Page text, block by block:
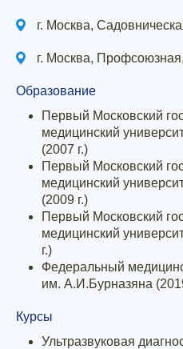
г. Москва,
г. Москва,
Образование
Первый Московский
медицинский
(2007 г.)
Первый Московский
медицинский
(2009 г.)
Первый Московский
медицинский
г.)
Федеральный
им. А.И.Бурназяна
Курсы
Ультразвуковая